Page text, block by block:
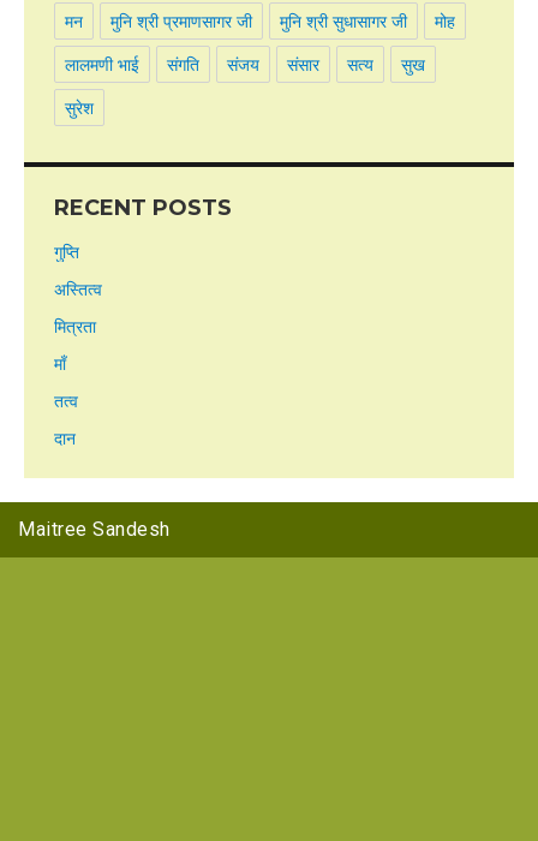
मन मुनि श्री प्रमाणसागर जी मुनि श्री सुधासागर जी मोह
लालमणी भाई संगति संजय संसार सत्य सुख
सुरेश
RECENT POSTS
गुप्ति
अस्तित्व
मित्रता
माँ
तत्व
दान
Maitree Sandesh